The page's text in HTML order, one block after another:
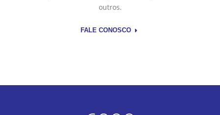
outros.
FALE CONOSCO